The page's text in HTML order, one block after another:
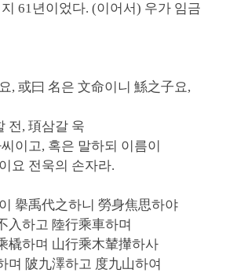
61년이었다. (이어서) 우가 임금
, 或曰 名은 文命이니 鯀之子요,
전, 頊삼갈 욱
이고, 혹은 말하되 이름이
요 전욱의 손자라.
擧禹代之하니 勞身焦思하야
入하고 陸行乘車하며
橇하며 山行乘木輦攆하사
며 陂九澤하고 度九山하여